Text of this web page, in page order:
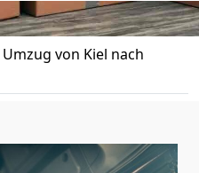
Umzug von Kiel nach